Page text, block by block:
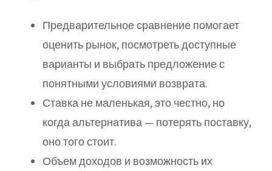
Предварительное сравнение помогает
оценить рынок, посмотреть доступные
варианты и выбрать предложение с
понятными условиями возврата.
Ставка не маленькая, это честно, но
когда альтернатива — потерять поставку,
оно того стоит.
Объем доходов и возможность их